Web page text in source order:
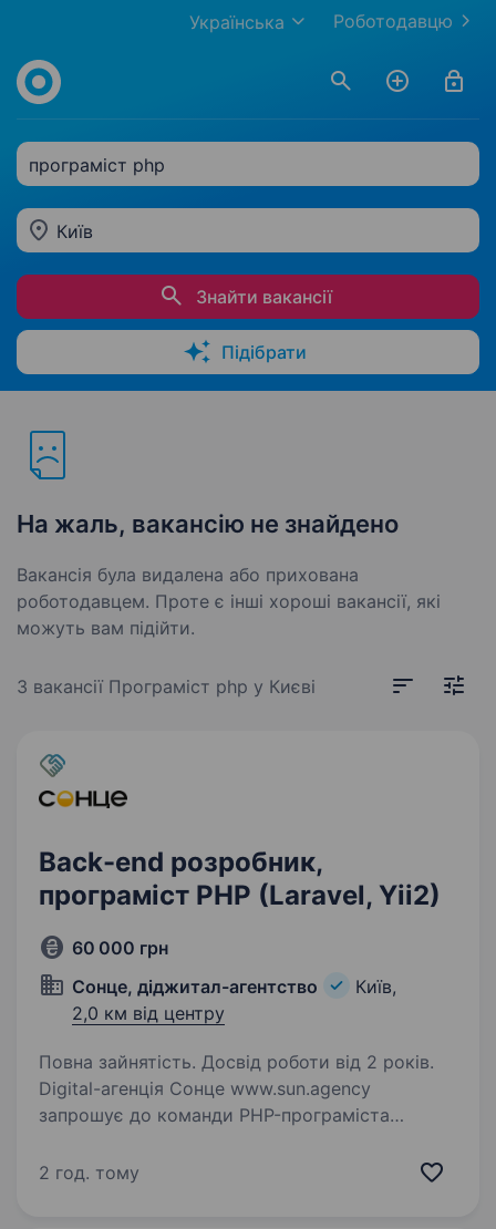
Роботодавцю
Українська
програміст php
Київ
Знайти вакансії
Підібрати
На жаль, вакансію не знайдено
Вакансія була видалена або прихована
роботодавцем. Проте є інші хороші вакансії, які
можуть вам підійти.
3 вакансії Програміст php у Києві
Back-end розробник,
програміст PHP (Laravel, Yii2)
60 000 грн
Сонце, діджитал-агентство
Київ,
2,0 км від центру
Повна зайнятість. Досвід роботи від 2 років.
Digital-агенція Сонце www.sun.agency
запрошує до команди PHP-програміста
Framework: Yii2 та або Laravel розуміння
2 год. тому